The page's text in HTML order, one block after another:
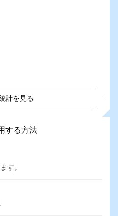
計を見る
る方法
す。